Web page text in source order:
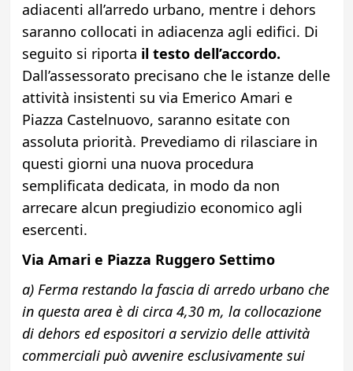
adiacenti all’arredo urbano, mentre i dehors
saranno collocati in adiacenza agli edifici. Di
seguito si riporta il testo dell’accordo.
Dall’assessorato precisano che le istanze delle
attività insistenti su via Emerico Amari e
Piazza Castelnuovo, saranno esitate con
assoluta priorità. Prevediamo di rilasciare in
questi giorni una nuova procedura
semplificata dedicata, in modo da non
arrecare alcun pregiudizio economico agli
esercenti.
Via Amari e Piazza Ruggero Settimo
a) Ferma restando la fascia di arredo urbano che
in questa area è di circa 4,30 m, la collocazione
di dehors ed espositori a servizio delle attività
commerciali può avvenire esclusivamente sui